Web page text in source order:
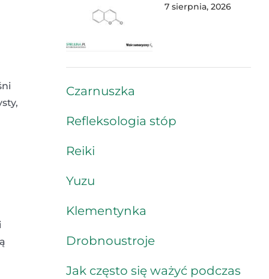
7 sierpnia, 2026
Czarnuszka
Refleksologia stóp
Reiki
Yuzu
Klementynka
Drobnoustroje
Jak często się ważyć podczas